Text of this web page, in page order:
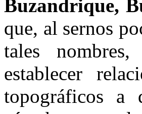
Buzandrique,
que, al sernos
tales
establecer
topográficos a